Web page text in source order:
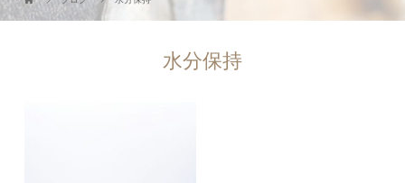
水分保持